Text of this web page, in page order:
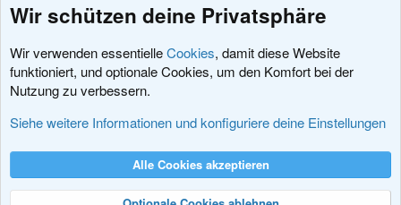
Diskussionen rund um XenForo
Nutzungsbedingungen Datenschutz
R
Wir schützen deine Privatsphäre
Wir verwenden essentielleCookies, damit diese Website
funktioniert, und optionale Cookies, um den Komfort bei der
Nutzung zu verbessern.
Siehe weitere Informationen und konfiguriere deine Einstellungen
Alle Cookies akzeptieren